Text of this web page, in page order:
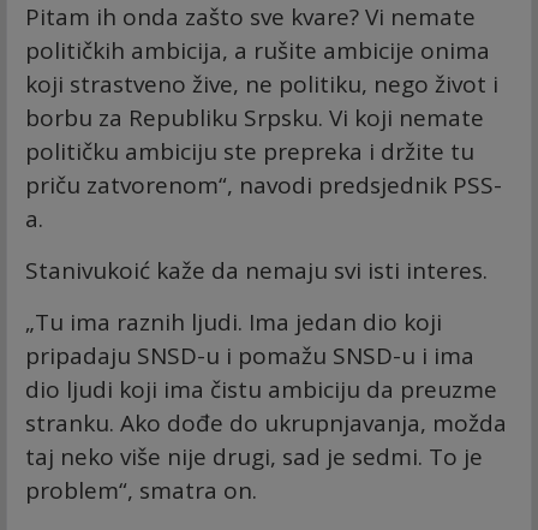
Pitam ih onda zašto sve kvare? Vi nemate
političkih ambicija, a rušite ambicije onima
koji strastveno žive, ne politiku, nego život i
borbu za Republiku Srpsku. Vi koji nemate
političku ambiciju ste prepreka i držite tu
priču zatvorenom“, navodi predsjednik PSS-
a.
Stanivukoić kaže da nemaju svi isti interes.
„Tu ima raznih ljudi. Ima jedan dio koji
pripadaju SNSD-u i pomažu SNSD-u i ima
dio ljudi koji ima čistu ambiciju da preuzme
stranku. Ako dođe do ukrupnjavanja, možda
taj neko više nije drugi, sad je sedmi. To je
problem“, smatra on.